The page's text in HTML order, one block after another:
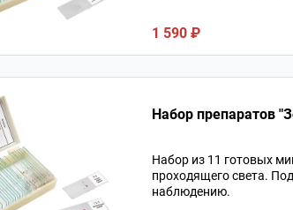
1 590 ₽
Набор препаратов
Набор из 11 готовых
проходящего света.
наблюдению.